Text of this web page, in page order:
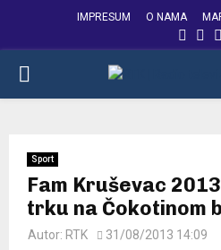
IMPRESUM O NAMA
PRIMARY
Sport
Fam Kruševac
trku na Čokotinom
Autor: RTK 31/08/2013 14:09